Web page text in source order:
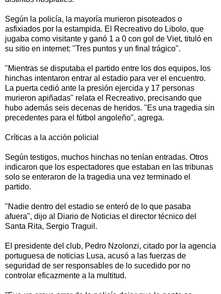
Según la policía, la mayoría murieron pisoteados o
asfixiados por la estampida. El Recreativo do Libolo, que
jugaba como visitante y ganó 1 a 0 con gol de Viet, tituló en
su sitio en internet: "Tres puntos y un final trágico".
"Mientras se disputaba el partido entre los dos equipos, los
hinchas intentaron entrar al estadio para ver el encuentro.
La puerta cedió ante la presión ejercida y 17 personas
murieron apiñadas" relata el Recreativo, precisando que
hubo además seis decenas de heridos. "Es una tragedia sin
precedentes para el fútbol angoleño", agrega.
Críticas a la acción policial
Según testigos, muchos hinchas no tenían entradas. Otros
indicaron que los espectadores que estaban en las tribunas
solo se enteraron de la tragedia una vez terminado el
partido.
"Nadie dentro del estadio se enteró de lo que pasaba
afuera", dijo al Diario de Noticias el director técnico del
Santa Rita, Sergio Traguil.
El presidente del club, Pedro Nzolonzi, citado por la agencia
portuguesa de noticias Lusa, acusó a las fuerzas de
seguridad de ser responsables de lo sucedido por no
controlar eficazmente a la multitud.